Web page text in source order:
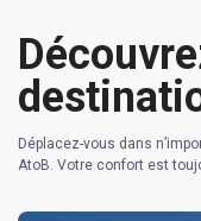
Déplacez-vous dans
AtoB. Votre confort est